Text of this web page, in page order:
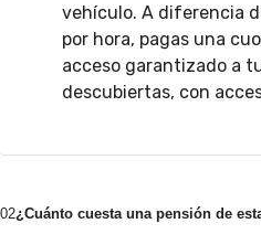
vehículo. A diferencia
por hora, pagas una
acceso garantizado a
descubiertas, con
02¿Cuánto cuesta una pensión de